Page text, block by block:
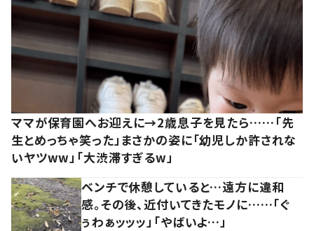
ママが保育園へお迎えに→2歳息子を見たら……「先
生とめっちゃ笑った」まさかの姿に「幼児しか許されな
いヤツww」「大渋滞すぎるw」
ベンチで休憩していると…遠方に違和
感。その後、近付いてきたモノに……「ぐ
ぅわぁッッッ」「やばいよ…」